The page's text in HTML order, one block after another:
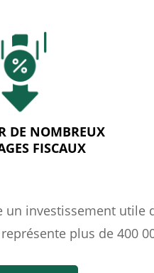
DE NOMBREUX
FISCAUX
un investissement
plus de 400